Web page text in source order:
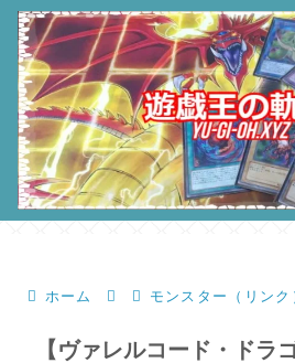
ホーム モンスター（リンク
【ヴァレルコード・ドラ